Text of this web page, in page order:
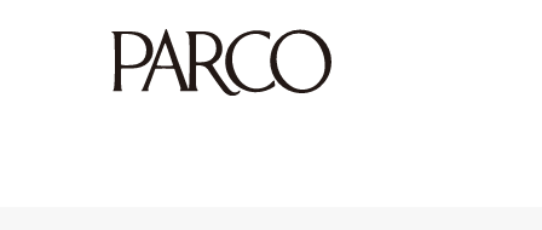
このたびの令和8年熊本地震により被害にあわれ